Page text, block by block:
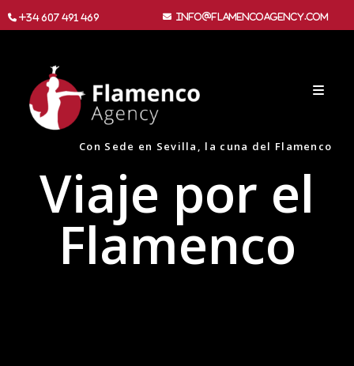
+34 607 491 469 info@flamencoagency.com
Con Sede en Sevilla, la cuna del Flamenco
Viaje por el
Flamenco